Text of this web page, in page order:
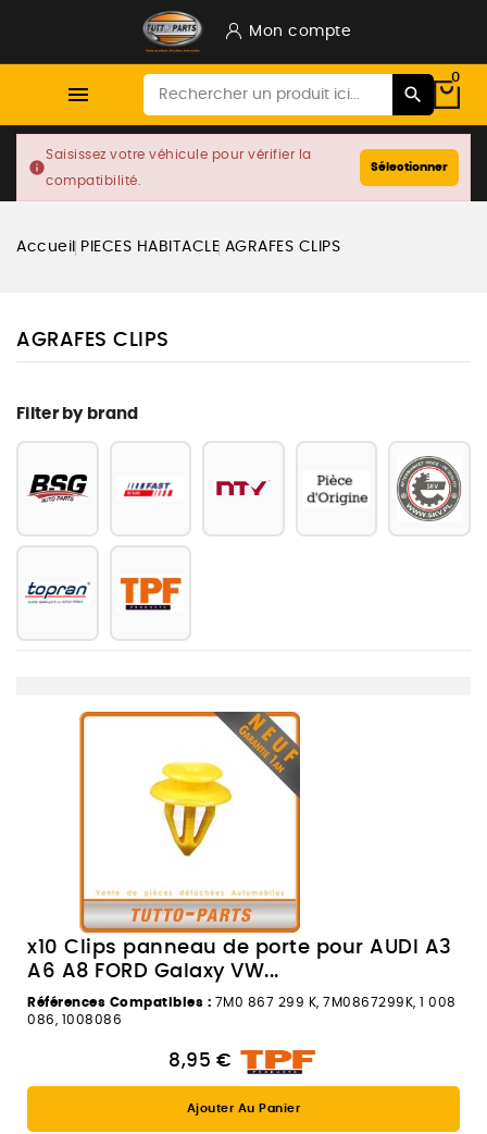
Mon compte

0
info
Saisissez votre véhicule pour vérifier la
compatibilité.
Sélectionner
Accueil PIECES HABITACLE AGRAFES CLIPS
AGRAFES CLIPS
Filter by brand
x10 Clips panneau de porte pour AUDI A3
A6 A8 FORD Galaxy VW...
Références Compatibles : 7M0 867 299 K, 7M0867299K, 1 008
086, 1008086
8,95 €
Ajouter Au Panier